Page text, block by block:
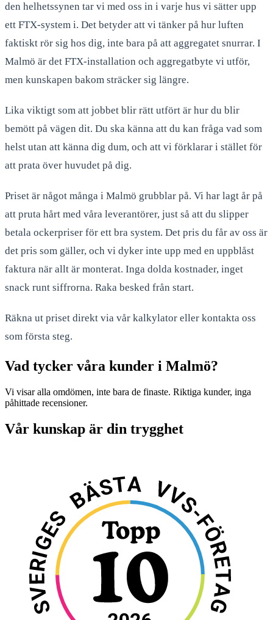
den helhetssynen tar vi med oss in i varje hus vi sätter upp
ett FTX-system i. Det betyder att vi tänker på hur luften
faktiskt rör sig hos dig, inte bara på att aggregatet snurrar. I
Malmö är det FTX-installation och aggregatbyte vi utför,
men kunskapen bakom sträcker sig längre.
Lika viktigt som att jobbet blir rätt utfört är hur du blir
bemött på vägen dit. Du ska känna att du kan fråga vad som
helst utan att känna dig dum, och att vi förklarar i stället för
att prata över huvudet på dig.
Priset är något många i Malmö grubblar på. Vi har lagt år på
att pruta hårt med våra leverantörer, just så att du slipper
betala ockerpriser för ett bra system. Det pris du får av oss är
det pris som gäller, och vi dyker inte upp med en uppblåst
faktura när allt är monterat. Inga dolda kostnader, inget
snack runt siffrorna. Raka besked från start.
Räkna ut priset direkt via vår kalkylator eller kontakta oss
som första steg.
Vad tycker våra kunder i Malmö?
Vi visar alla omdömen, inte bara de finaste. Riktiga kunder, inga
påhittade recensioner.
Vår kunskap är din trygghet